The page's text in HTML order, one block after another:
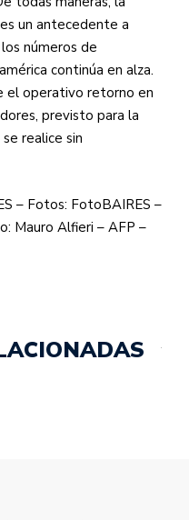
un antecedente a
números de
continúa en alza.
el operativo retorno en
previsto para la
realice sin
– Fotos: FotoBAIRES –
Mauro Alfieri – AFP –